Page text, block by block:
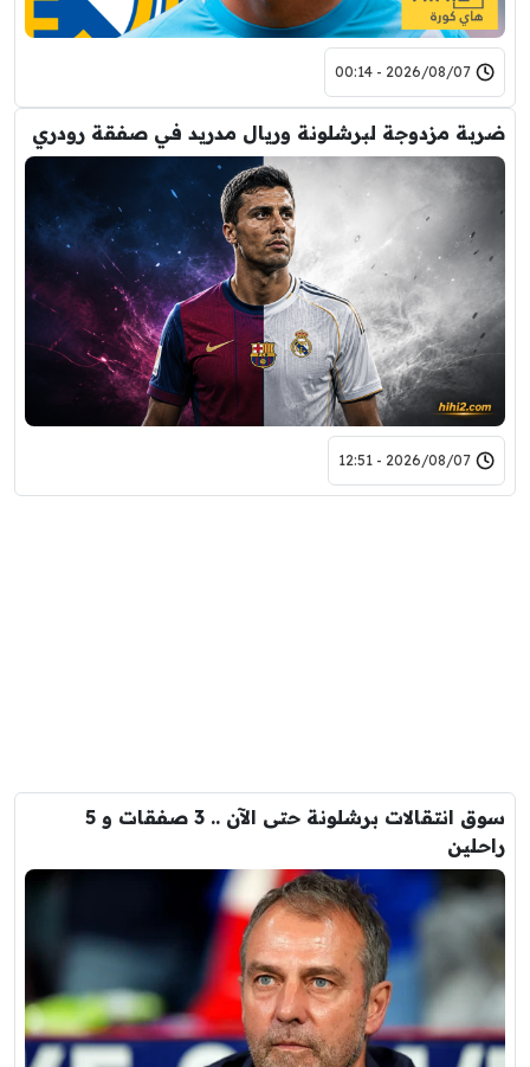
2026/08/07 - 00:14
ضربة مزدوجة لبرشلونة وريال مدريد في صفقة رودري
2026/08/07 - 12:51
سوق انتقالات برشلونة حتى الآن .. 3 صفقات و 5
راحلين